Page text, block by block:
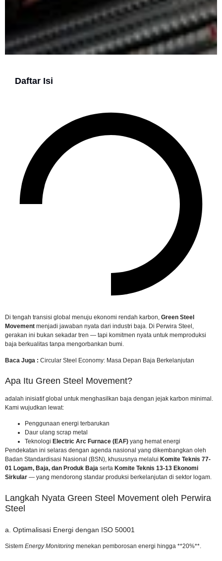
Daftar Isi
Di tengah transisi global menuju ekonomi rendah karbon, Green Steel
Movement menjadi jawaban nyata dari industri baja. Di Perwira Steel,
gerakan ini bukan sekadar tren — tapi komitmen nyata untuk memproduksi
baja berkualitas tanpa mengorbankan bumi.
Baca Juga : Circular Steel Economy: Masa Depan Baja Berkelanjutan
Apa Itu Green Steel Movement?
adalah inisiatif global untuk menghasilkan baja dengan jejak karbon minimal.
Kami wujudkan lewat:
Penggunaan energi terbarukan
Daur ulang scrap metal
Teknologi Electric Arc Furnace (EAF) yang hemat energi
Pendekatan ini selaras dengan agenda nasional yang dikembangkan oleh
Badan Standardisasi Nasional (BSN), khususnya melalui Komite Teknis 77-
01 Logam, Baja, dan Produk Baja serta Komite Teknis 13-13 Ekonomi
Sirkular — yang mendorong standar produksi berkelanjutan di sektor logam.
Langkah Nyata Green Steel Movement oleh Perwira
Steel
a. Optimalisasi Energi dengan ISO 50001
Sistem Energy Monitoring menekan pemborosan energi hingga **20%**.